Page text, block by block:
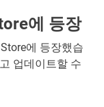
에 등장
에 등장했습
업데이트할 수